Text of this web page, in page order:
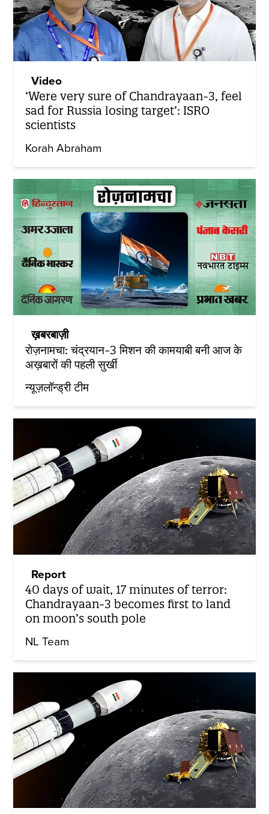
Video
‘Were very sure of Chandrayaan-3, feel
sad for Russia losing target’: ISRO
scientists
Korah Abraham
ख़बरबाज़ी
रोज़नामचा: चंद्रयान-3 मिशन की कामयाबी बनी आज के
अख़बारों की पहली सुर्खी
न्यूज़लॉन्ड्री टीम
Report
40 days of wait, 17 minutes of terror:
Chandrayaan-3 becomes first to land
on moon’s south pole
NL Team